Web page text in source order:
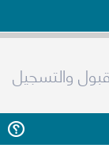
والتسجيل